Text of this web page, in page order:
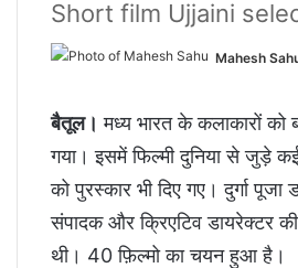
Short film Ujjaini
Mahesh
बैतूल। मध्य भारत के कलाकारों को
गया। इसमें फिल्मी दुनिया से जुड़े
को पुरस्कार भी दिए गए। दुर्गा
संपादक और क्रिएटिव डायरेक्टर
थी। 40 फ़िल्मो का चयन हुआ है।